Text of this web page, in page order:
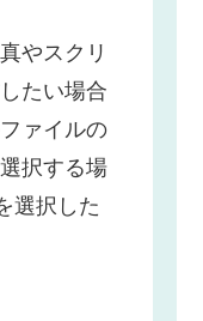
やスクリ
たい場合
ァイルの
択する場
選択した